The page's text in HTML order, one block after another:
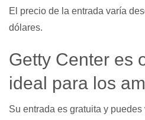
El precio de la entrada varía
dólares.
Getty Center es
ideal para los
Su entrada es gratuita y